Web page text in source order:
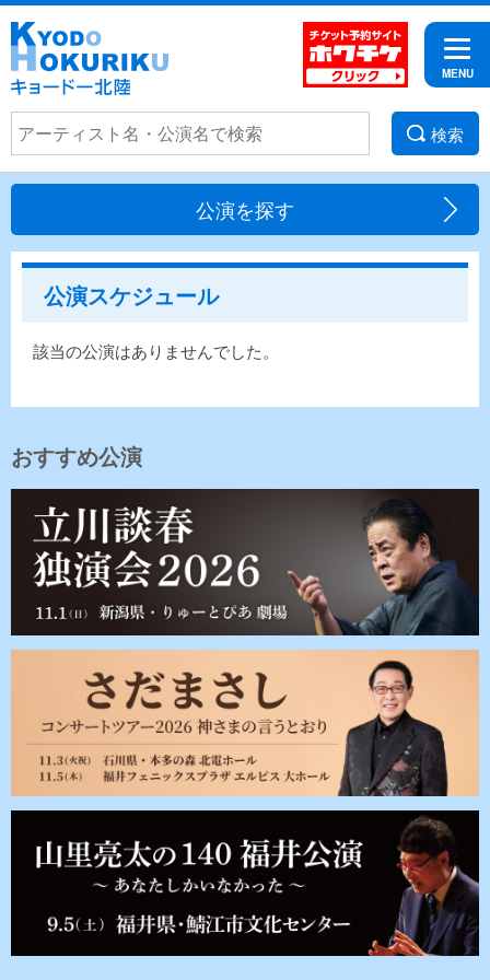
検索
公演を探す
公演スケジュール
該当の公演はありませんでした。
おすすめ公演